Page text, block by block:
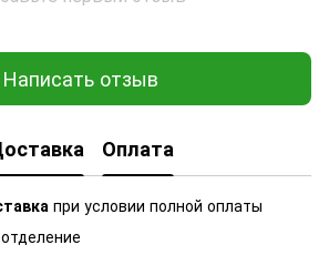
Написать отзыв
Оплата
при условии полной оплаты